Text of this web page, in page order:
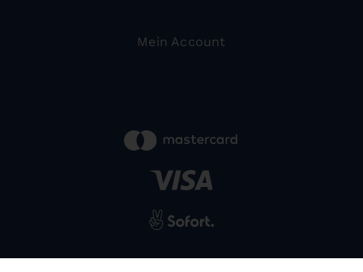
Mein Account